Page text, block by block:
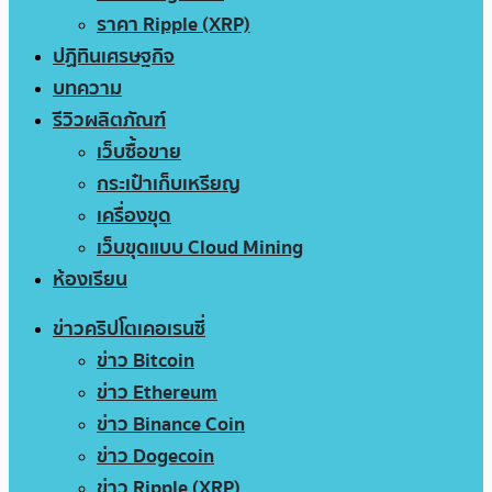
ราคา Ripple (XRP)
ปฏิทินเศรษฐกิจ
บทความ
รีวิวผลิตภัณฑ์
เว็บซื้อขาย
กระเป๋าเก็บเหรียญ
เครื่องขุด
เว็บขุดแบบ Cloud Mining
ห้องเรียน
ข่าวคริปโตเคอเรนซี่
ข่าว Bitcoin
ข่าว Ethereum
ข่าว Binance Coin
ข่าว Dogecoin